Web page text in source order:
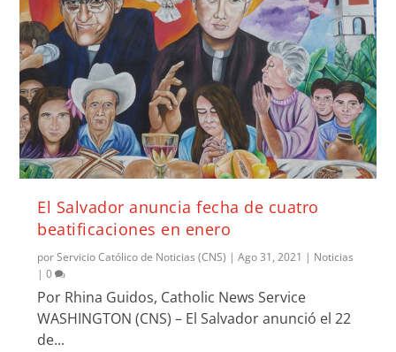
El Salvador anuncia fecha de cuatro
beatificaciones en enero
porServicio Católico de Noticias (CNS) |Ago 31, 2021 | Noticias
|0
Por Rhina Guidos, Catholic News Service
WASHINGTON (CNS) – El Salvador anunció el 22
de...